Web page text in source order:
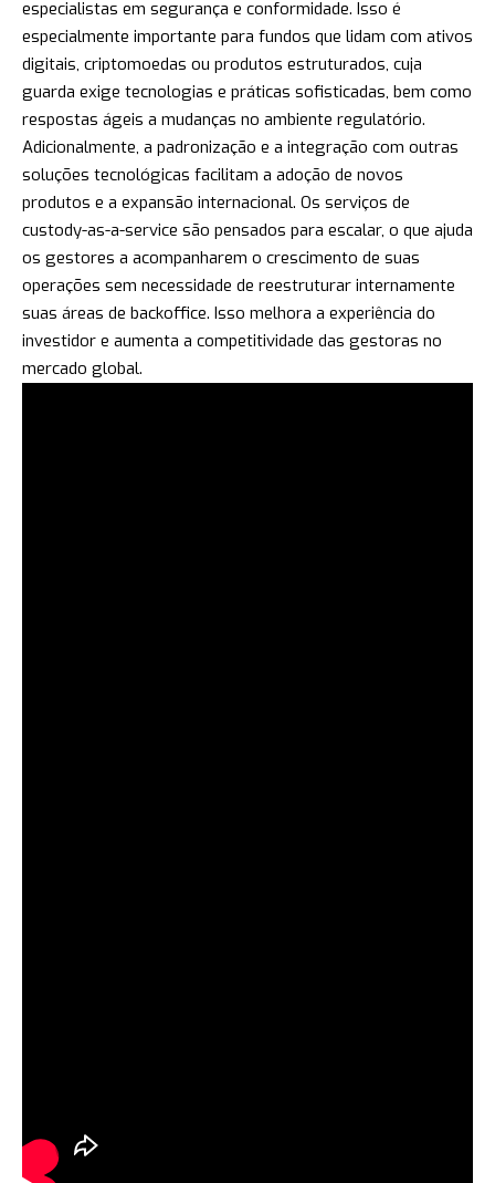
especialistas em segurança e conformidade. Isso é
especialmente importante para fundos que lidam com ativos
digitais, criptomoedas ou produtos estruturados, cuja
guarda exige tecnologias e práticas sofisticadas, bem como
respostas ágeis a mudanças no ambiente regulatório.
Adicionalmente, a padronização e a integração com outras
soluções tecnológicas facilitam a adoção de novos
produtos e a expansão internacional. Os serviços de
custody-as-a-service são pensados para escalar, o que ajuda
os gestores a acompanharem o crescimento de suas
operações sem necessidade de reestruturar internamente
suas áreas de backoffice. Isso melhora a experiência do
investidor e aumenta a competitividade das gestoras no
mercado global.